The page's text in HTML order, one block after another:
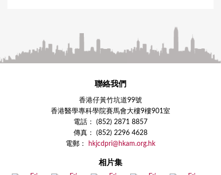
聯絡我們
香港仔黃竹坑道99號
香港醫學專科學院賽馬會大樓9樓901室
電話： (852) 2871 8857
傳真： (852) 2296 4628
電郵：
hkjcdpri@hkam.org.hk
相片集